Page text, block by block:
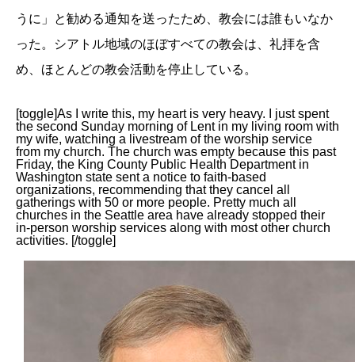
うに」と勧める通知を送ったため、教会には誰もいなか
った。シアトル地域のほぼすべての教会は、礼拝を含
め、ほとんどの教会活動を停止している。
[toggle]As I write this, my heart is very heavy. I just spent
the second Sunday morning of Lent in my living room with
my wife, watching a livestream of the worship service
from my church. The church was empty because this past
Friday, the King County Public Health Department in
Washington state sent a notice to faith-based
organizations, recommending that they cancel all
gatherings with 50 or more people. Pretty much all
churches in the Seattle area have already stopped their
in-person worship services along with most other church
activities. [/toggle]